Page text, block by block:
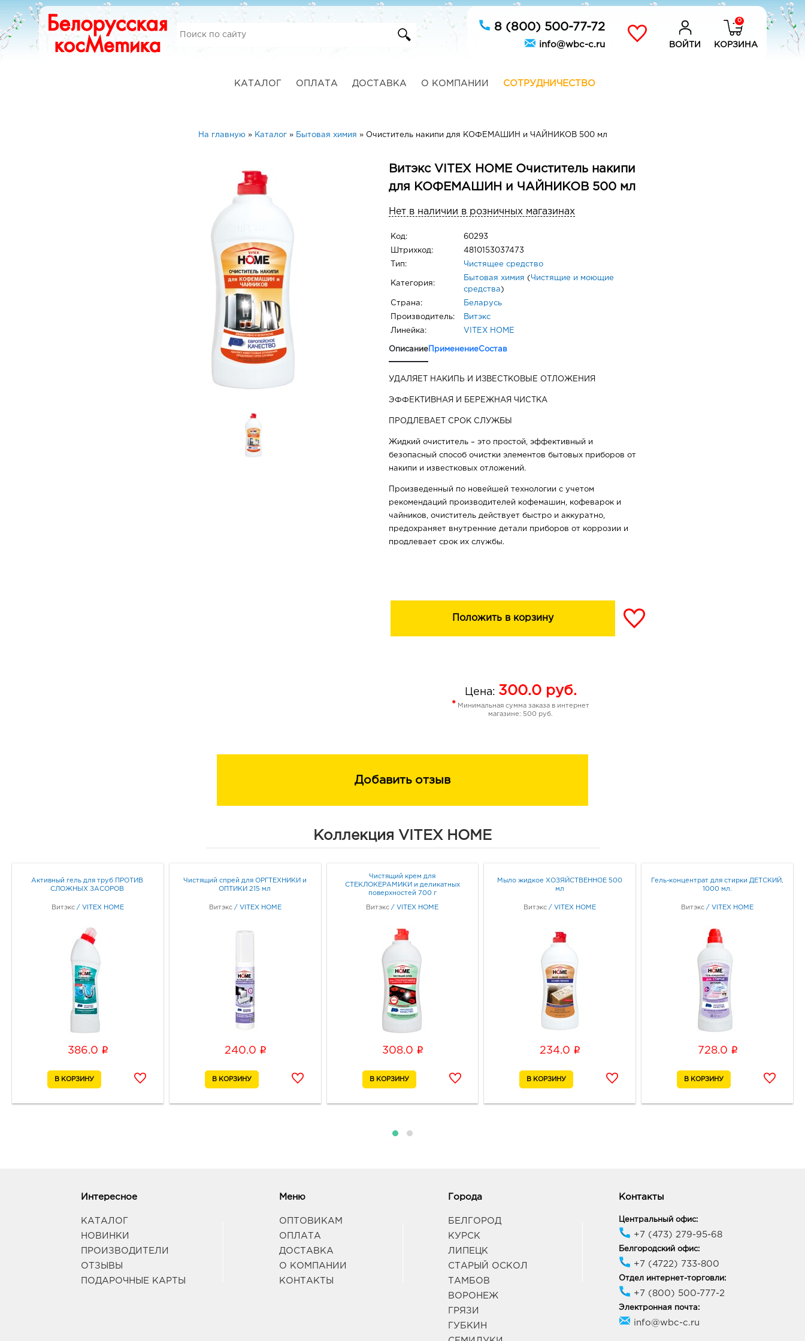
8 (800) 500-77-72
info@wbc-c.ru ВОЙТИ
0
КОРЗИНА
КАТАЛОГ ОПЛАТА ДОСТАВКА О КОМПАНИИ СОТРУДНИЧЕСТВО
На главную» Каталог» Бытовая химия » Очиститель накипи для КОФЕМАШИН и ЧАЙНИКОВ 500 мл
Витэкс VITEX HOME Очиститель накипи
для КОФЕМАШИН и ЧАЙНИКОВ 500 мл
Нет в наличии в розничных магазинах
Код: 60293
Штрихкод: 4810153037473
Тип: Чистящее средство
Категория:
Бытовая химия ( Чистящие и моющие
средства )
Страна: Беларусь
Производитель: Витэкс
Линейка: VITEX HOME
Описание ПрименениеСостав
УДАЛЯЕТ НАКИПЬ И ИЗВЕСТКОВЫЕ ОТЛОЖЕНИЯ
ЭФФЕКТИВНАЯ И БЕРЕЖНАЯ ЧИСТКА
ПРОДЛЕВАЕТ СРОК СЛУЖБЫ
Жидкий очиститель – это простой, эффективный и
безопасный способ очистки элементов бытовых приборов от
накипи и известковых отложений.
Произведенный по новейшей технологии с учетом
рекомендаций производителей кофемашин, кофеварок и
чайников, очиститель действует быстро и аккуратно,
предохраняет внутренние детали приборов от коррозии и
продлевает срок их службы.
Положить в корзину
Цена: 300.0руб.
* Минимальная сумма заказа в интернет
магазине: 500 руб.
Добавить отзыв
Коллекция VITEX HOME
Активный гель для труб ПРОТИВ
СЛОЖНЫХ ЗАСОРОВ
Витэкс / VITEX HOME
386.0 i
Чистящий спрей для ОРГТЕХНИКИ и
ОПТИКИ 215 мл
Витэкс / VITEX HOME
240.0 i
Чистящий крем для
СТЕКЛОКЕРАМИКИ и деликатных
поверхностей 700 г
Витэкс / VITEX HOME
308.0 i
Мыло жидкое ХОЗЯЙСТВЕННОЕ 500
мл
Витэкс / VITEX HOME
234.0 i
Гель-концентрат для стирки ДЕТСКИЙ,
1000 мл.
Витэкс / VITEX HOME
728.0 i
Интересное
КАТАЛОГ
НОВИНКИ
ПРОИЗВОДИТЕЛИ
ОТЗЫВЫ
ПОДАРОЧНЫЕ КАРТЫ
Меню
ОПТОВИКАМ
ОПЛАТА
ДОСТАВКА
О КОМПАНИИ
КОНТАКТЫ
Города
БЕЛГОРОД
КУРСК
ЛИПЕЦК
СТАРЫЙ ОСКОЛ
ТАМБОВ
ВОРОНЕЖ
ГРЯЗИ
ГУБКИН
Контакты
Центральный офис:
+7 (473) 279-95-68
Белгородский офис:
+7 (4722) 733-800
Отдел интернет-торговли:
+7 (800) 500-777-2
Электронная почта:
info@wbc-c.ru